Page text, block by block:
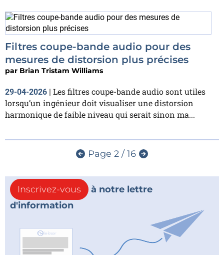
Filtres coupe-bande audio pour des
mesures de distorsion plus précises
par Brian Tristam Williams
29-04-2026 | Les filtres coupe-bande audio sont utiles
lorsqu’un ingénieur doit visualiser une distorsion
harmonique de faible niveau qui serait sinon ma...
Page 2 / 16
Inscrivez-vous
à notre lettre
d'information